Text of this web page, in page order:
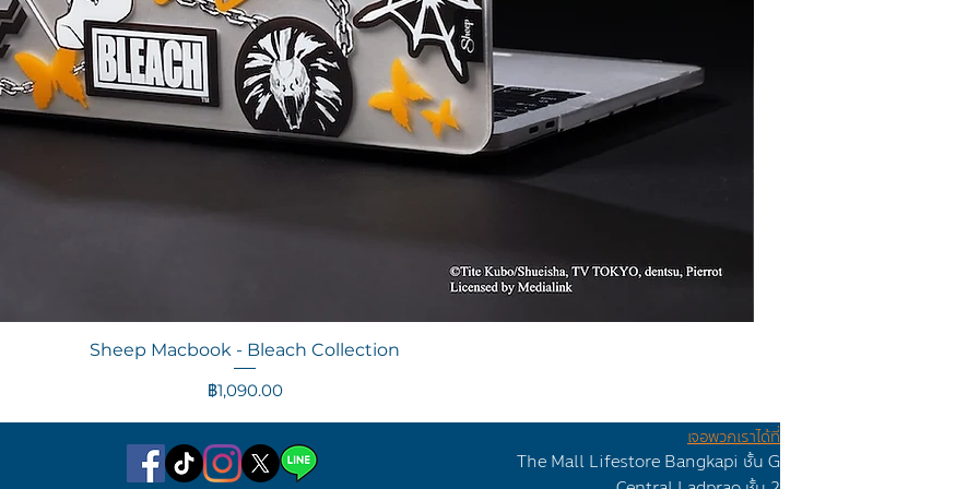
ดูข้อมูลด่วน
Sheep Macbook - Bleach Collection
ราคา
฿1,090.00
เจอพวกเราได้ที่
The Mall Lifestore Bangkapi ชั้น G